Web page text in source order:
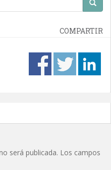
COMPARTIR
será publicada. Los campos